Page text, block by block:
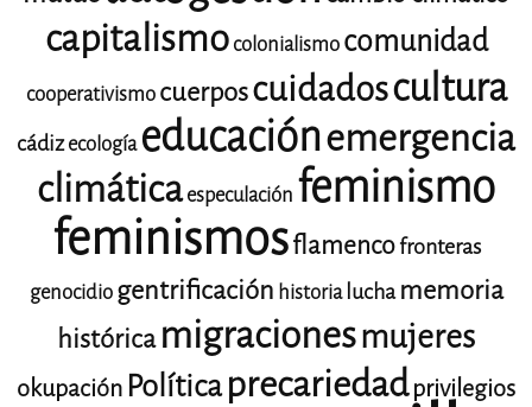
capitalismocolonialismocomunidad
cooperativismocuerposcuidadoscultura
cádizecología educaciónemergencia
climáticaespeculación feminismo
feminismosflamencofronteras
genocidiogentrificación historialucha memoria
histórica migracionesmujeres
okupaciónPolíticaprecariedadprivilegios